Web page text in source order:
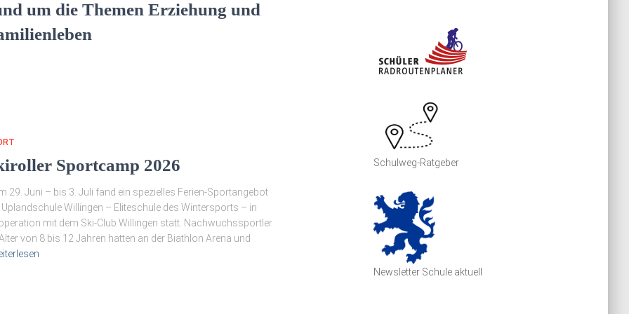
um die Themen Erziehung und
Sportcamp 2026
29. Juni – bis 3. Juli fand ein spezielles Ferien-Sportangebot
Uplandschule Willingen – Eliteschule des Wintersports – in
mit dem Ski-Club Willingen statt. Nachwuchssportler
von 8 bis 12 Jahren hatten an der Biathlon Arena und
Schulweg-Ratgeber
Newsletter Schule aktuell